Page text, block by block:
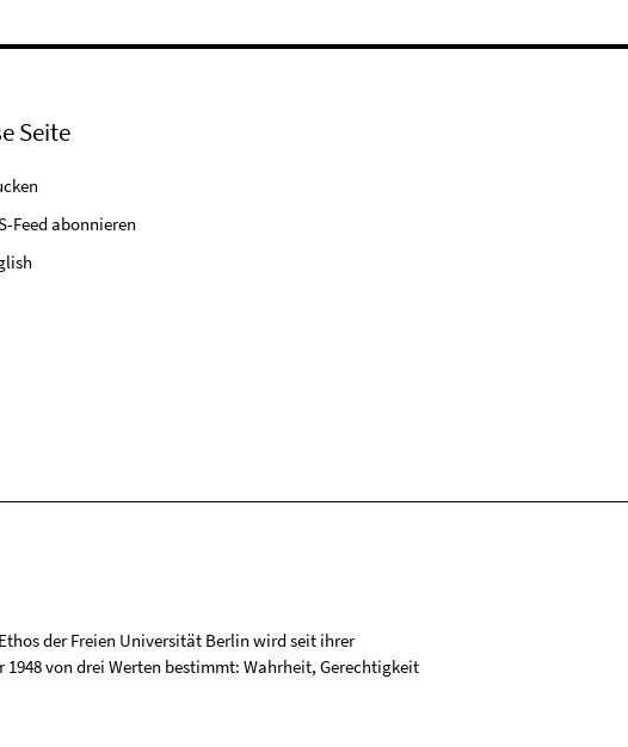
Seite
Feed abonnieren
der Freien Universität Berlin wird seit ihrer
1948 von drei Werten bestimmt: Wahrheit, Gerechtigkeit